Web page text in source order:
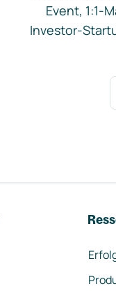
Event, 1:1-
Investor-